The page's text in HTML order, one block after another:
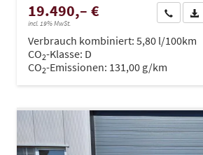
19.490,– €
incl. 19% MwSt.
Wir
Verbrauch kombiniert: 5,80 l/100km
CO2-Klasse: D
CO2-Emissionen: 131,00 g/km